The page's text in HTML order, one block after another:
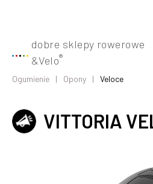
dobre sklepy rowerowe
&Velo®
Ogumienie Opony Veloce
VITTORIA